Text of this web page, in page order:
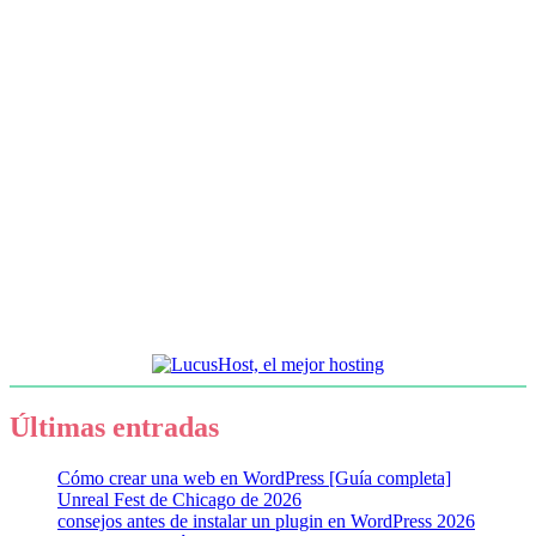
Últimas entradas
Cómo crear una web en WordPress [Guía completa]
Unreal Fest de Chicago de 2026
consejos antes de instalar un plugin en WordPress 2026